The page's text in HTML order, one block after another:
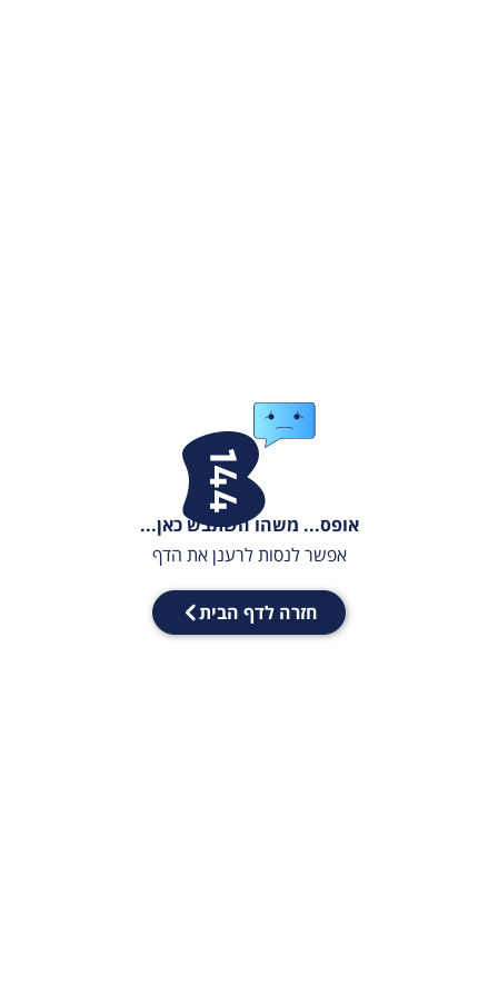
אופס... משהו השתבש כאן...
אפשר לנסות לרענן את הדף
חזרה לדף הבית